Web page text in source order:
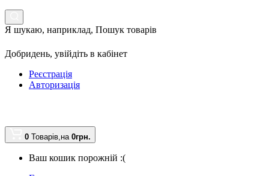
Я шукаю, наприклад, Пошук товарів
Добридень, увійдіть в кабінет
Реєстрація
Авторизація
0 Товарів,на 0грн.
Ваш кошик порожній :(